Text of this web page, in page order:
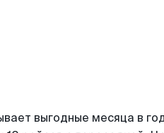
выгодные месяца в